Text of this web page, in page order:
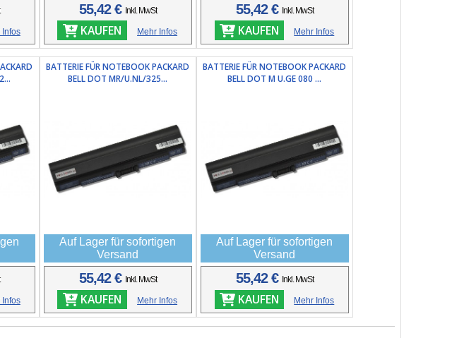
Infos
55,42 € Inkl. MwSt
KAUFEN Mehr Infos
55,42 € Inkl. MwSt
KAUFEN Mehr Infos
Infos
BATTERIE FÜR NOTEBOOK PACKARD
BELL DOT MR/U.NL/325...
Auf Lager für sofortigen
Versand
55,42 € Inkl. MwSt
KAUFEN Mehr Infos
BATTERIE FÜR NOTEBOOK PACKARD
BELL DOT M U.GE 080 ...
Auf Lager für sofortigen
Versand
55,42 € Inkl. MwSt
KAUFEN Mehr Infos